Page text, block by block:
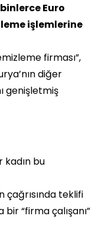
binlerce Euro
işlemlerine
firması”,
diğer
genişletmiş
kadın bu
çağrısında teklifi
“firma çalışanı”